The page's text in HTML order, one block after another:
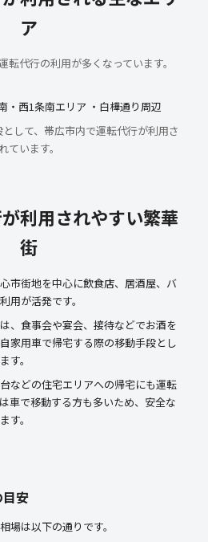
ア
代行の利用が多くなっています。
・西1条南エリア ・白樺通り周辺
して、帯広市内で運転代行が利用さ
れています。
利用されやすい繁華
街
市街地を中心に飲食店、居酒屋、バ
用が活発です。
、食事会や宴会、接待などでお酒を
家用車で帰宅する際の移動手段とし
す。
などの住宅エリアへの帰宅にも運転
車で移動する方も多いため、安全な
す。
安
場は以下の通りです。